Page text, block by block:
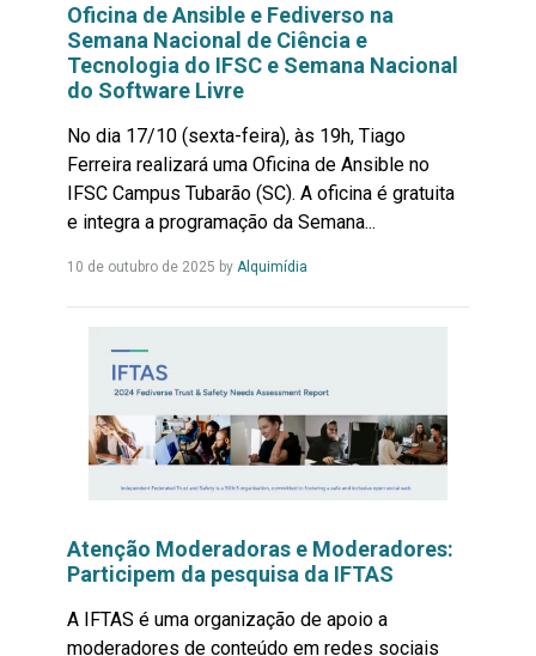
Oficina de Ansible e Fediverso na
Semana Nacional de Ciência e
Tecnologia do IFSC e Semana Nacional
do Software Livre
No dia 17/10 (sexta-feira), às 19h, Tiago
Ferreira realizará uma Oficina de Ansible no
IFSC Campus Tubarão (SC). A oficina é gratuita
e integra a programação da Semana...
10 de outubro de 2025 by AlquimídiaLeia
Atenção Moderadoras e Moderadores:
Participem da pesquisa da IFTAS
A IFTAS é uma organização de apoio a
moderadores de conteúdo em redes sociais